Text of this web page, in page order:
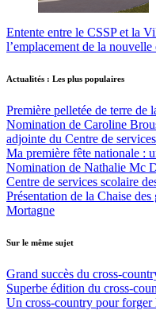
Entente entre le CSSP et la
l’emplacement de la
Actualités : Les plus populaires
Première pelletée de terre de
Nomination de Caroline
adjointe du Centre de
Ma première fête nationale :
Nomination de Nathalie Mc
Centre de services scolaire
Présentation de la Chaise
Mortagne
Sur le même sujet
Grand succès du cross-
Superbe édition du cross-
Un cross-country pour forger